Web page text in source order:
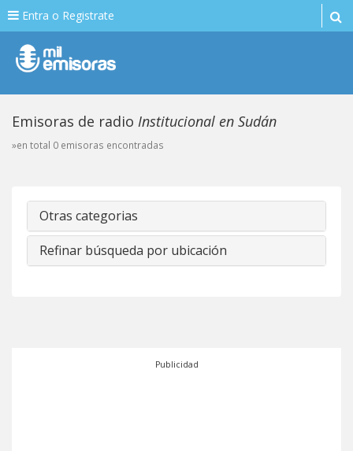
Entra o Registrate
Emisoras de radio Institucional en Sudán
»en total 0 emisoras encontradas
Otras categorias
Refinar búsqueda por ubicación
Publicidad